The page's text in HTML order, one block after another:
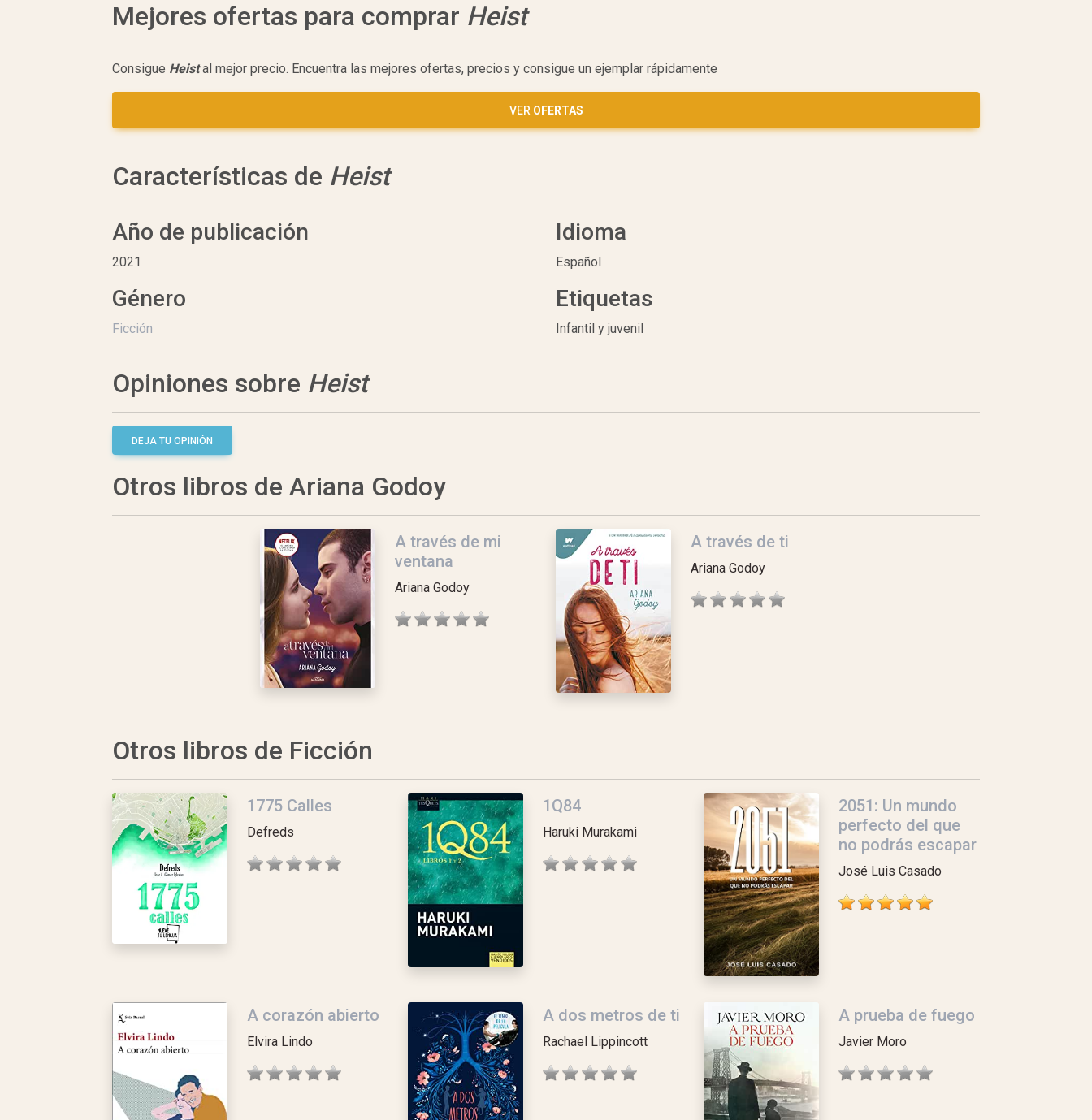
Mejores ofertas para comprar Heist
Consigue Heistal mejor precio. Encuentra las mejores ofertas, precios y consigue un ejemplar rápidamente
VER OFERTAS
Características de Heist
Año de publicación
2021
Idioma
Español
Género
Ficción
Etiquetas
Infantil y juvenil
Opiniones sobre Heist
DEJA TU OPINIÓN
Otros libros de Ariana Godoy
A través de mi
ventana
Ariana Godoy
A través de ti
Ariana Godoy
Otros libros de Ficción
1775 Calles
Defreds
1Q84
Haruki Murakami
2051: Un mundo
perfecto del que
no podrás escapar
José Luis Casado
A corazón abierto
Elvira Lindo
A dos metros de ti
Rachael Lippincott
A prueba de fuego
Javier Moro